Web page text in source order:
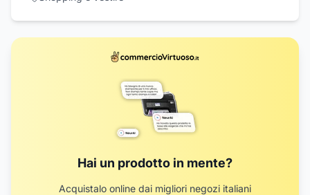
Hai un prodotto in mente?
Acquistalo online dai migliori negozi italiani